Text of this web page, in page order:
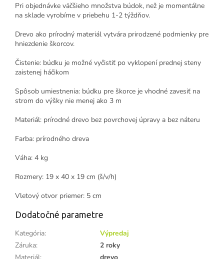
Pri objednávke väčšieho množstva búdok, než je momentálne
na sklade vyrobíme v priebehu 1-2 týždňov.
Drevo ako prírodný materiál vytvára prirodzené podmienky pre
hniezdenie škorcov.
Čistenie: búdku je možné vyčistiť po vyklopení prednej steny
zaistenej háčikom
Spôsob umiestnenia: búdku pre škorce je vhodné zavesiť na
strom do výšky nie menej ako 3 m
Materiál: prírodné drevo bez povrchovej úpravy a bez náteru
Farba: prírodného dreva
Váha: 4 kg
Rozmery: 19 x 40 x 19 cm (š/v/h)
Vletový otvor priemer: 5 cm
Dodatočné parametre
Kategória:
Výpredaj
Záruka:
2 roky
Materiál:
drevo